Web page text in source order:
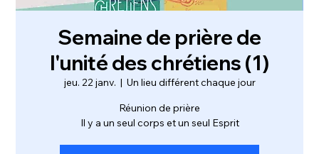
Semaine de prière de
l'unité des chrétiens (1)
jeu. 22 janv.
  |
Un lieu différent chaque jour
Réunion de prière
Il y a un seul corps et un seul Esprit